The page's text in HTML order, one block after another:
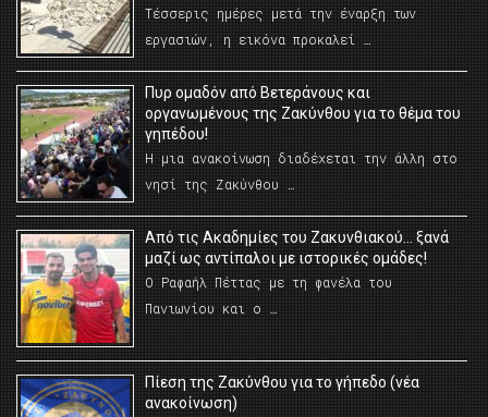
Τέσσερις ημέρες μετά την έναρξη των
εργασιών, η εικόνα προκαλεί …
Πυρ ομαδόν από Βετεράνους και
οργανωμένους της Ζακύνθου για το θέμα του
γηπέδου!
Η μια ανακοίνωση διαδέχεται την άλλη στο
νησί της Ζακύνθου …
Από τις Ακαδημίες του Ζακυνθιακού… ξανά
μαζί ως αντίπαλοι με ιστορικές ομάδες!
Ο Ραφαήλ Πέττας με τη φανέλα του
Πανιωνίου και ο …
Πίεση της Ζακύνθου για το γήπεδο (νέα
ανακοίνωση)